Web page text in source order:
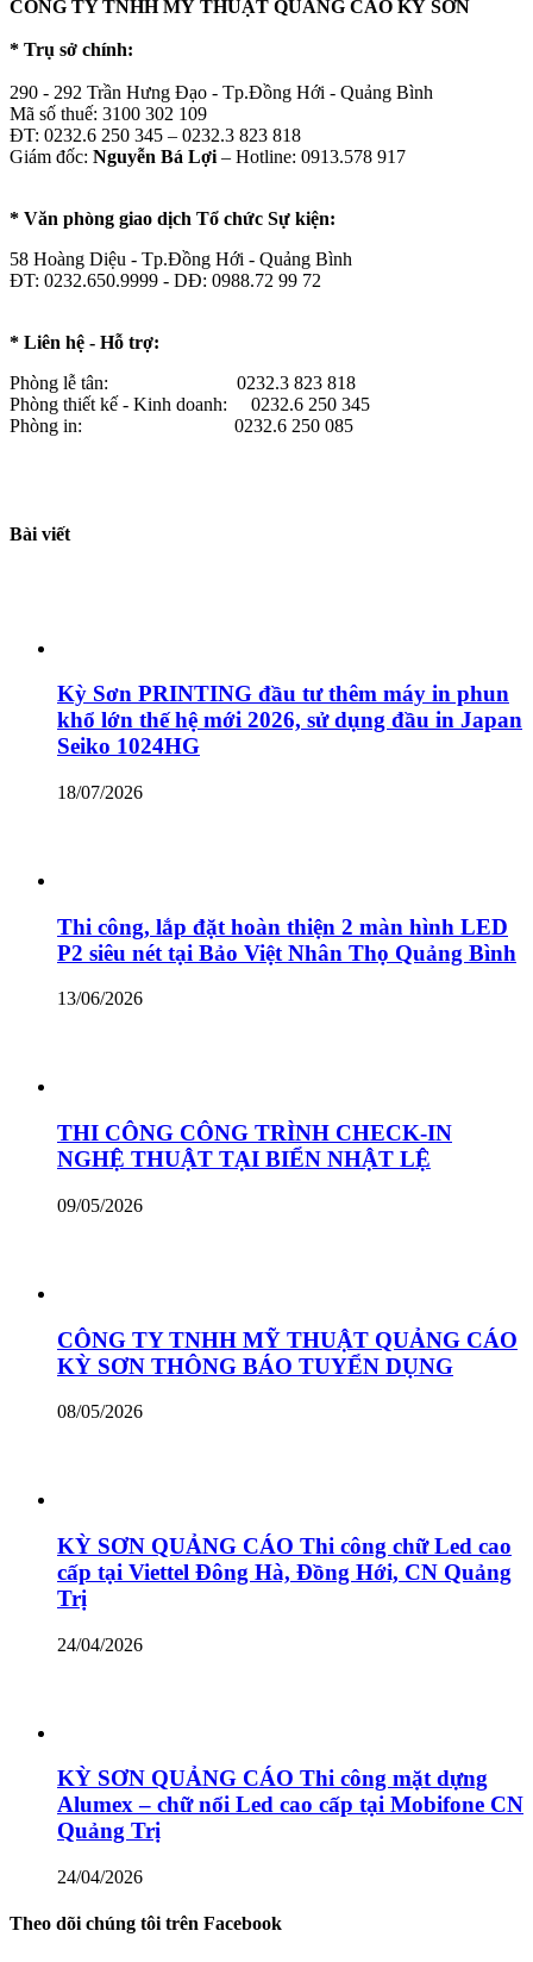
CÔNG TY TNHH MỸ THUẬT QUẢNG CÁO KỲ SƠN
* Trụ sở chính:
290 - 292 Trần Hưng Đạo - Tp.Đồng Hới - Quảng Bình
Mã số thuế: 3100 302 109
ĐT: 0232.6 250 345 – 0232.3 823 818
Giám đốc: Nguyễn Bá Lợi – Hotline: 0913.578 917
* Văn phòng giao dịch Tổ chức Sự kiện:
58 Hoàng Diệu - Tp.Đồng Hới - Quảng Bình
ĐT: 0232.650.9999 - DĐ: 0988.72 99 72
* Liên hệ - Hỗ trợ:
Phòng lễ tân: 0232.3 823 818
Phòng thiết kế - Kinh doanh: 0232.6 250 345
Phòng in: 0232.6 250 085
Bài viết
Kỳ Sơn PRINTING đầu tư thêm máy in phun
khổ lớn thế hệ mới 2026, sử dụng đầu in Japan
Seiko 1024HG
18/07/2026
Thi công, lắp đặt hoàn thiện 2 màn hình LED
P2 siêu nét tại Bảo Việt Nhân Thọ Quảng Bình
13/06/2026
THI CÔNG CÔNG TRÌNH CHECK-IN
NGHỆ THUẬT TẠI BIỂN NHẬT LỆ
09/05/2026
CÔNG TY TNHH MỸ THUẬT QUẢNG CÁO
KỲ SƠN THÔNG BÁO TUYỂN DỤNG
08/05/2026
KỲ SƠN QUẢNG CÁO Thi công chữ Led cao
cấp tại Viettel Đông Hà, Đồng Hới, CN Quảng
Trị
24/04/2026
KỲ SƠN QUẢNG CÁO Thi công mặt dựng
Alumex – chữ nổi Led cao cấp tại Mobifone CN
Quảng Trị
24/04/2026
Theo dõi chúng tôi trên Facebook